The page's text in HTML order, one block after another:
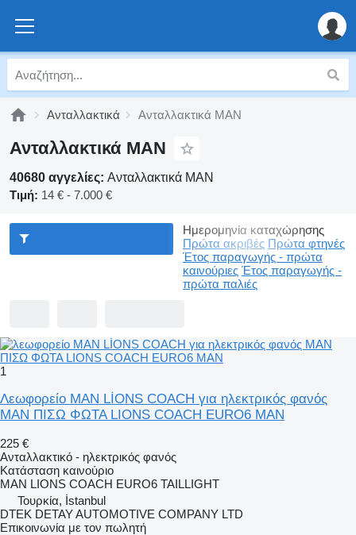
Ανταλλακτικά Ανταλλακτικά MAN
Ανταλλακτικά MAN
40680 αγγελίες: Ανταλλακτικά MAN
Τιμή: 14 € - 7.000 €
Ημερομηνία καταχώρησης
Πρώτα ακριβές Πρώτα φτηνές
Έτος παραγωγής - πρώτα
καινούριες Έτος παραγωγής -
πρώτα παλιές
1
Λεωφορείο MAN LİONS COACH για ηλεκτρικός φανός
MAN ΠΙΣΩ ΦΩΤΑ LIONS COACH EURO6 MAN
225 €
Ανταλλακτικό - ηλεκτρικός φανός
Κατάσταση καινούριο
MAN LIONS COACH EURO6 TAILLIGHT
Τουρκία, İstanbul
DTEK DETAY AUTOMOTIVE COMPANY LTD
Επικοινωνία με τον πωλητή